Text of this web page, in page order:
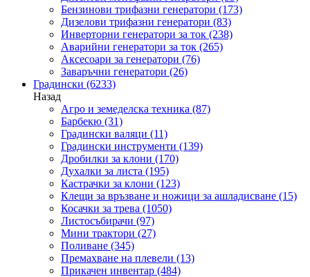
Бензинови трифазни генератори (173)
Дизелови трифазни генератори (83)
Инверторни генератори за ток (238)
Аварийни генератори за ток (265)
Аксесоари за генератори (76)
Заваръчни генератори (26)
Градински (6233)
Назад
Агро и земеделска техника (87)
Барбекю (31)
Градински валяци (11)
Градински инструменти (139)
Дробилки за клони (170)
Духалки за листа (195)
Кастрачки за клони (123)
Клещи за връзване и ножици за ашладисване (15)
Косачки за трева (1050)
Листосъбирачи (97)
Мини трактори (27)
Поливане (345)
Премахване на плевели (13)
Прикачен инвентар (484)